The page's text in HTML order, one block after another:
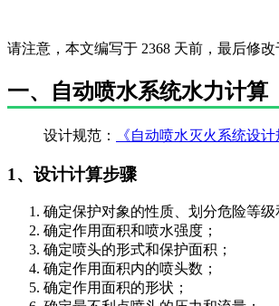
请注意，本文编写于 2368 天前，最后修
一、自动喷水系统水力计算
设计规范： 《自动喷水灭火系统设计
1、设计计算步骤
确定保护对象的性质、划分危险等级
确定作用面积和喷水强度；
确定喷头的形式和保护面积；
确定作用面积内的喷头数；
确定作用面积的形状；